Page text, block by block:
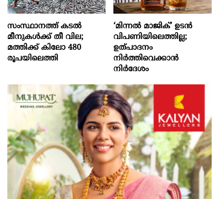
സംസ്ഥാനത്ത് കടൽ
മീനുകൾക്ക് തീ വില;
മത്തിക്ക് കിലോ 480
രൂപയിലെത്തി
‘മിന്നൽ മാജിക്’ ഉടൻ
വിപണിയിലെത്തില്ല;
ഉത്പാദനം
നിർത്തിവെക്കാൻ
നിർദേശം